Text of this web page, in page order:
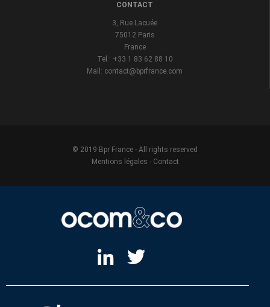
CONTACT
3, Rue Lacuée
75012 Paris
France
Tel : +33 1 83 62 88 10
Mail: contact@bprfrance.com
© 2019 Bpr France - All rights reserved
Mentions légales - Contact